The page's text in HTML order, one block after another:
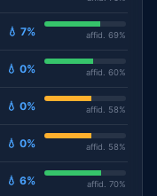
💧 7% affid. 69%
💧 0% affid. 60%
💧 0% affid. 58%
💧 0% affid. 58%
💧 6% affid. 70%